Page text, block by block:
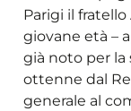
Parigi il
giovane età –
già noto per la
ottenne dal
generale al